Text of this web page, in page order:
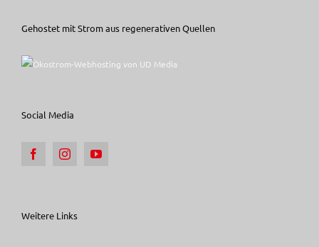
Gehostet mit Strom aus regenerativen Quellen
Social Media
Weitere Links